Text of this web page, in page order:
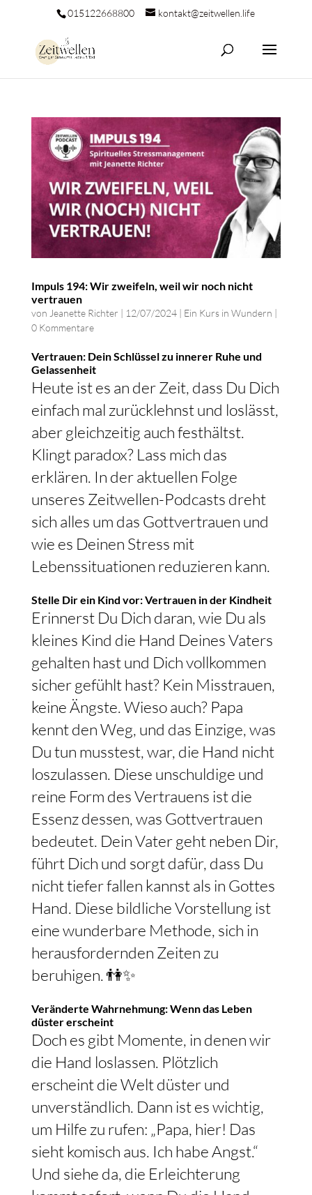
015122668800 kontakt@zeitwellen.life
Impuls 194: Wir zweifeln, weil wir noch nicht
vertrauen
von Jeanette Richter | 12/07/2024| Ein Kurs in Wundern |
0 Kommentare
Vertrauen: Dein Schlüssel zu innerer Ruhe und
Gelassenheit
Heute ist es an der Zeit, dass Du Dich
einfach mal zurücklehnst und loslässt,
aber gleichzeitig auch festhältst.
Klingt paradox? Lass mich das
erklären. In der aktuellen Folge
unseres Zeitwellen-Podcasts dreht
sich alles um das Gottvertrauen und
wie es Deinen Stress mit
Lebenssituationen reduzieren kann.
Stelle Dir ein Kind vor: Vertrauen in der Kindheit
Erinnerst Du Dich daran, wie Du als
kleines Kind die Hand Deines Vaters
gehalten hast und Dich vollkommen
sicher gefühlt hast? Kein Misstrauen,
keine Ängste. Wieso auch? Papa
kennt den Weg, und das Einzige, was
Du tun musstest, war, die Hand nicht
loszulassen. Diese unschuldige und
reine Form des Vertrauens ist die
Essenz dessen, was Gottvertrauen
bedeutet. Dein Vater geht neben Dir,
führt Dich und sorgt dafür, dass Du
nicht tiefer fallen kannst als in Gottes
Hand. Diese bildliche Vorstellung ist
eine wunderbare Methode, sich in
herausfordernden Zeiten zu
beruhigen. 👫✨
Veränderte Wahrnehmung: Wenn das Leben
düster erscheint
Doch es gibt Momente, in denen wir
die Hand loslassen. Plötzlich
erscheint die Welt düster und
unverständlich. Dann ist es wichtig,
um Hilfe zu rufen: „Papa, hier! Das
sieht komisch aus. Ich habe Angst.“
Und siehe da, die Erleichterung